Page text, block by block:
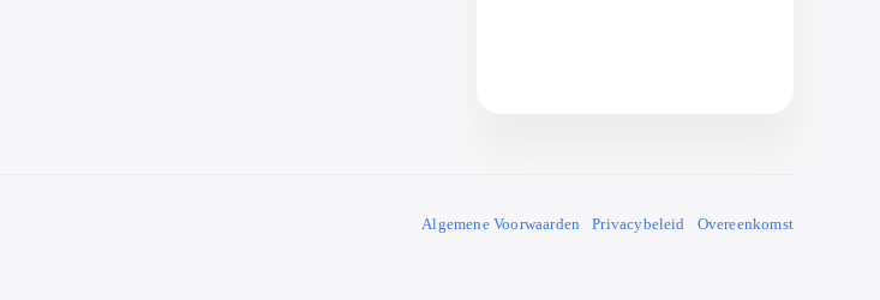
Algemene Voorwaarden Privacybeleid Overeenkomst